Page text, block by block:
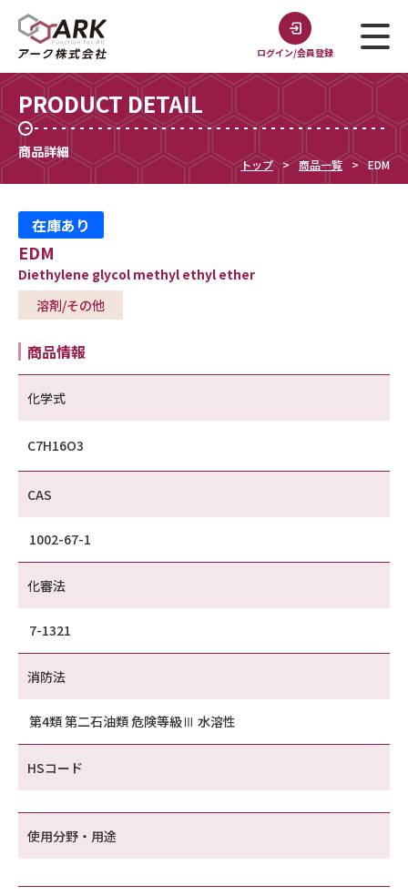
ログイン/会員登録
PRODUCT DETAIL
商品詳細
トップ 商品一覧 EDM
在庫あり
EDM
Diethylene glycol methyl ethyl ether
溶剤/その他
商品情報
化学式
C7H16O3
CAS
1002-67-1
化審法
7-1321
消防法
第4類 第二石油類 危険等級Ⅲ 水溶性
HSコード
使用分野・用途